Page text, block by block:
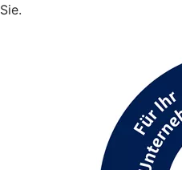
Sie.